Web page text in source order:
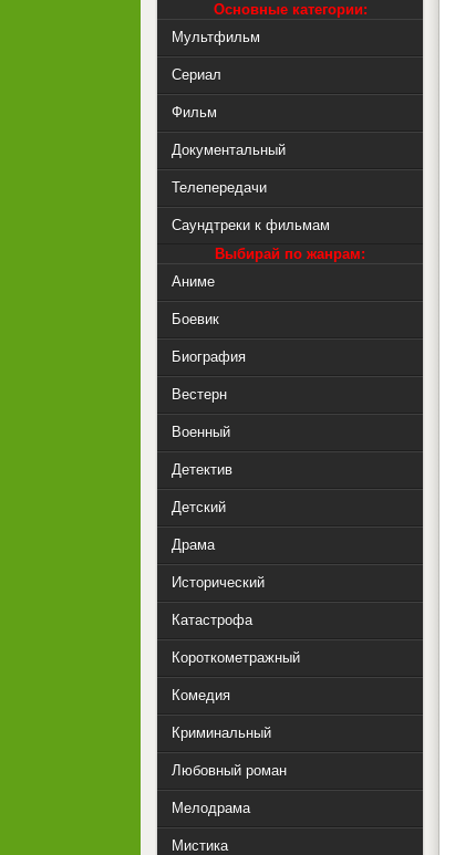
Основные категории:
Мультфильм
Сериал
Фильм
Документальный
Телепередачи
Саундтреки к фильмам
Выбирай по жанрам:
Аниме
Боевик
Биография
Вестерн
Военный
Детектив
Детский
Драма
Исторический
Катастрофа
Короткометражный
Комедия
Криминальный
Любовный роман
Мелодрама
Мистика